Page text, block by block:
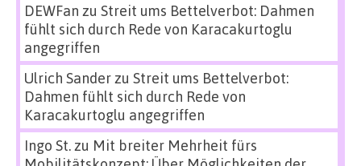
DEWFan zu Streit ums Bettelverbot: Dahmen
fühlt sich durch Rede von Karacakurtoglu
angegriffen
Ulrich Sanderzu Streit ums Bettelverbot:
Dahmen fühlt sich durch Rede von
Karacakurtoglu angegriffen
Ingo St.zu Mit breiter Mehrheit fürs